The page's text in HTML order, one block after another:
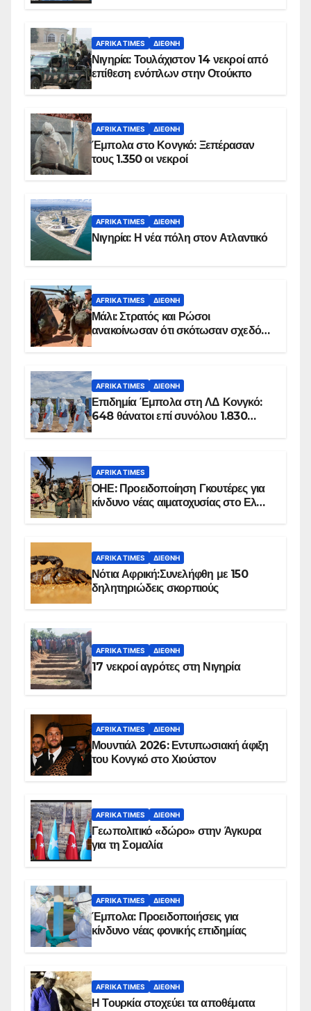
AFRIKA TIMES ΔΙΕΘΝΉ
Νιγηρία: Τουλάχιστον 14 νεκροί από
επίθεση ενόπλων στην Οτούκπο
AFRIKA TIMES ΔΙΕΘΝΉ
Έμπολα στο Κονγκό: Ξεπέρασαν
τους 1.350 οι νεκροί
AFRIKA TIMES ΔΙΕΘΝΉ
Νιγηρία: Η νέα πόλη στον Ατλαντικό
AFRIKA TIMES ΔΙΕΘΝΉ
Μάλι: Στρατός και Ρώσοι
ανακοίνωσαν ότι σκότωσαν σχεδόν
AFRIKA TIMES ΔΙΕΘΝΉ
Επιδημία Έμπολα στη ΛΔ Κονγκό:
648 θάνατοι επί συνόλου 1.830
AFRIKA TIMES
ΟΗΕ: Προειδοποίηση Γκουτέρες για
κίνδυνο νέας αιματοχυσίας στο Ελ
AFRIKA TIMES ΔΙΕΘΝΉ
Νότια Αφρική:Συνελήφθη με 150
δηλητηριώδεις σκορπιούς
AFRIKA TIMES ΔΙΕΘΝΉ
17 νεκροί αγρότες στη Νιγηρία
AFRIKA TIMES ΔΙΕΘΝΉ
Μουντιάλ 2026: Εντυπωσιακή άφιξη
του Κονγκό στο Χιούστον
AFRIKA TIMES ΔΙΕΘΝΉ
Γεωπολιτικό «δώρο» στην Άγκυρα
για τη Σομαλία
AFRIKA TIMES ΔΙΕΘΝΉ
Έμπολα: Προειδοποιήσεις για
κίνδυνο νέας φονικής επιδημίας
AFRIKA TIMES ΔΙΕΘΝΉ
Η Τουρκία στοχεύει τα αποθέματα